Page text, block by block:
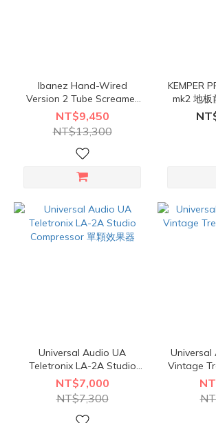
Ibanez Hand-Wired
Version 2 Tube Screamer
TS808HWV2 效果器
NT$9,450
NT$13,300
KEMPER
mk2 地板
Universal Audio UA
Teletronix LA-2A Studio
Compressor 單顆效果器
NT$7,000
NT$7,300
Universal
Vintage